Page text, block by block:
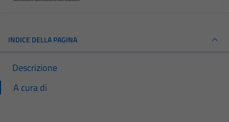
INDICE DELLA PAGINA
Descrizione
A cura di